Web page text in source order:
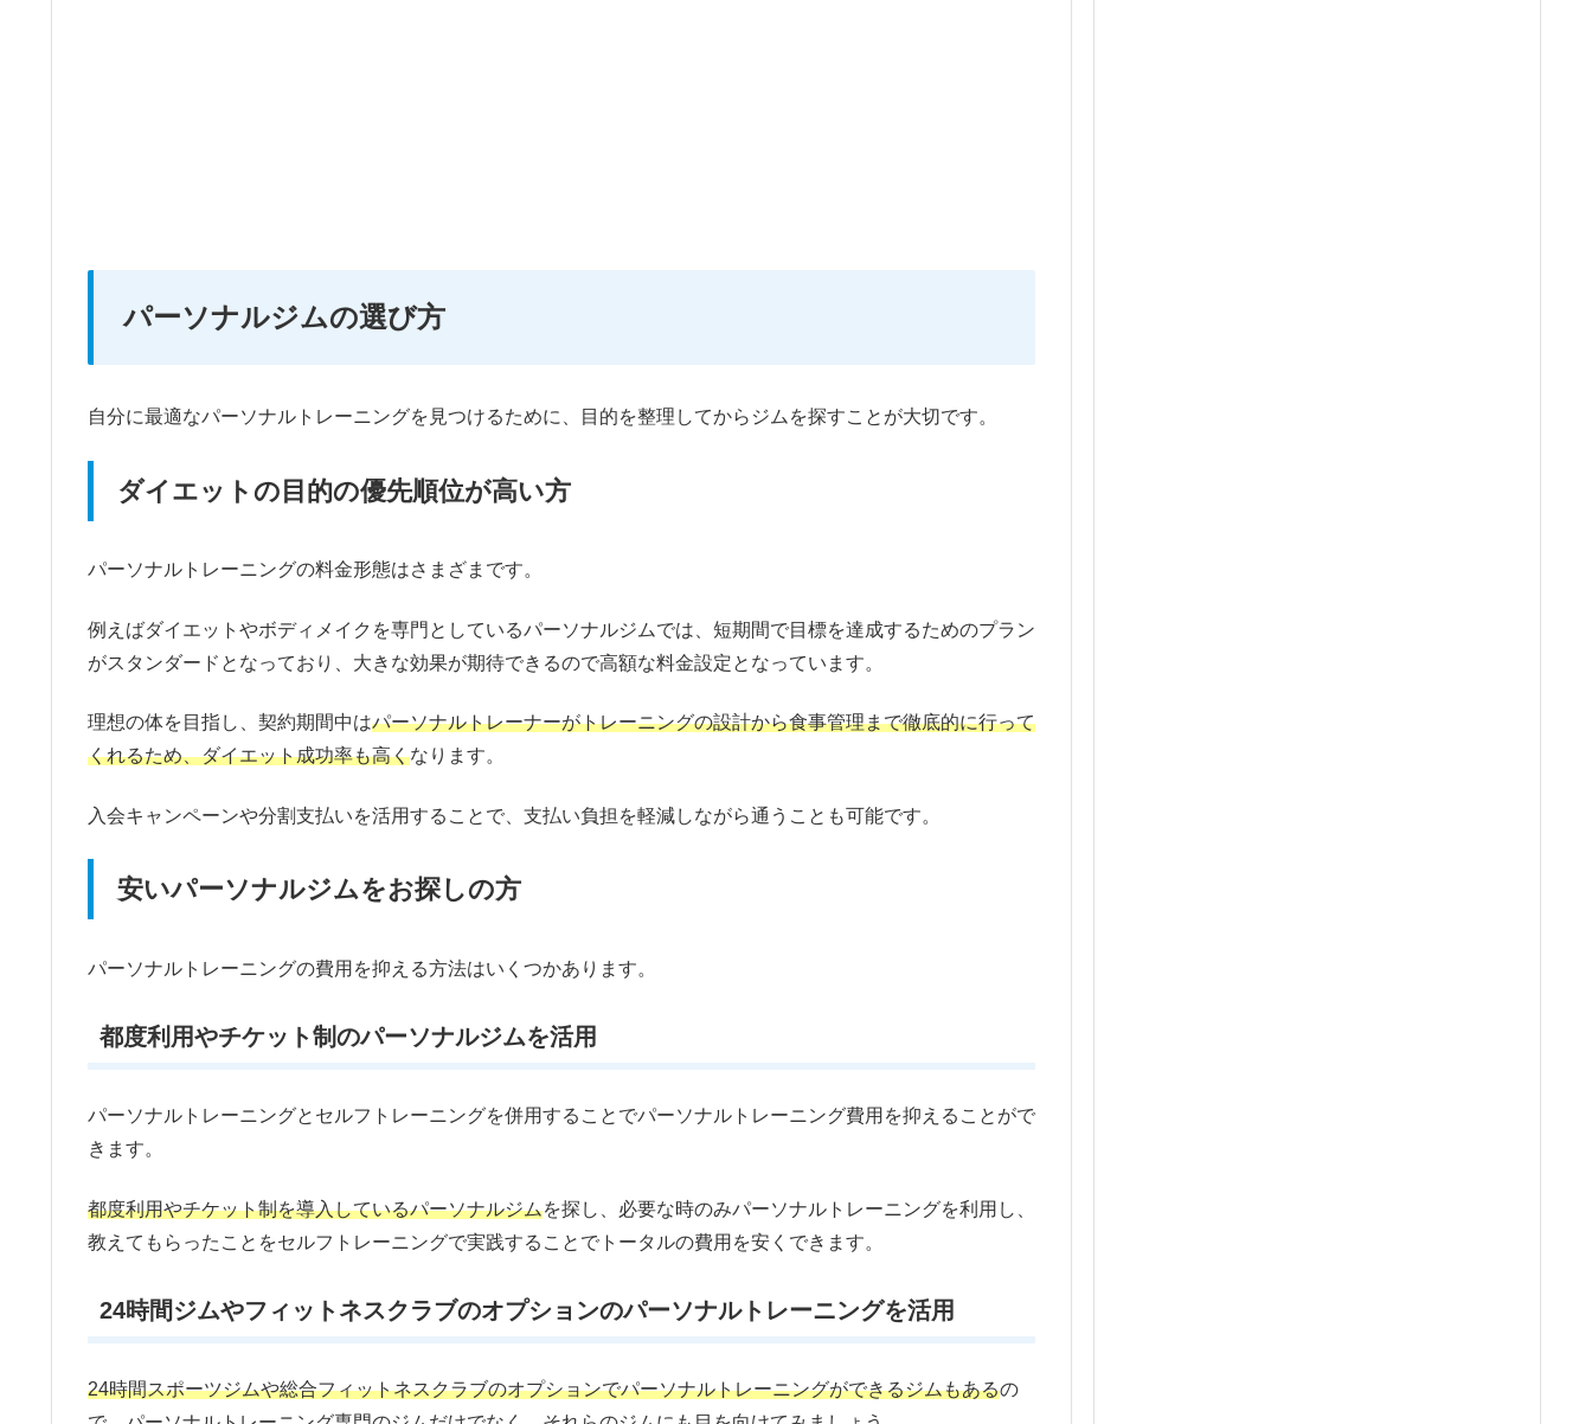
パーソナルジムの選び方
自分に最適なパーソナルトレーニングを見つけるために、目的を整理してからジムを探すことが大切です。
ダイエットの目的の優先順位が高い方
パーソナルトレーニングの料金形態はさまざまです。
例えばダイエットやボディメイクを専門としているパーソナルジムでは、短期間で目標を達成するためのプラン
がスタンダードとなっており、大きな効果が期待できるので高額な料金設定となっています。
理想の体を目指し、契約期間中はパーソナルトレーナーがトレーニングの設計から食事管理まで徹底的に行って
くれるため、ダイエット成功率も高くなります。
入会キャンペーンや分割支払いを活用することで、支払い負担を軽減しながら通うことも可能です。
安いパーソナルジムをお探しの方
パーソナルトレーニングの費用を抑える方法はいくつかあります。
都度利用やチケット制のパーソナルジムを活用
パーソナルトレーニングとセルフトレーニングを併用することでパーソナルトレーニング費用を抑えることがで
きます。
都度利用やチケット制を導入しているパーソナルジムを探し、必要な時のみパーソナルトレーニングを利用し、
教えてもらったことをセルフトレーニングで実践することでトータルの費用を安くできます。
24時間ジムやフィットネスクラブのオプションのパーソナルトレーニングを活用
24時間スポーツジムや総合フィットネスクラブのオプションでパーソナルトレーニングができるジムもあるの